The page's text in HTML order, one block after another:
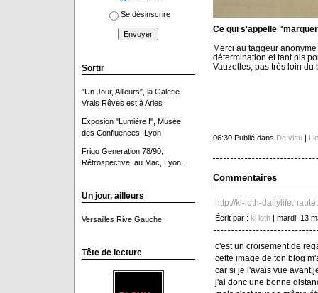
Se désinscrire
Sortir
"Un Jour, Ailleurs", la Galerie
Vrais Rêves est à Arles
Exposion "Lumière !", Musée
des Confluences, Lyon
Frigo Generation 78/90,
Rétrospective, au Mac, Lyon.
Un jour, ailleurs
Versailles Rive Gauche
Tête de lecture
Ce qui s'appelle
Merci au taggeur
détermination et tant pis
Vauzelles, pas très loin
06:30 Publié dans De visu|
Commentaires
http://kl-loth-
Écrit par : kl loth| mardi, 13
c'est un croisement de
cette image de ton blog
car si je l'avais vue
j'ai donc une bonne